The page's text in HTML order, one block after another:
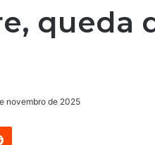
queda
novembro de 2025
Reddit